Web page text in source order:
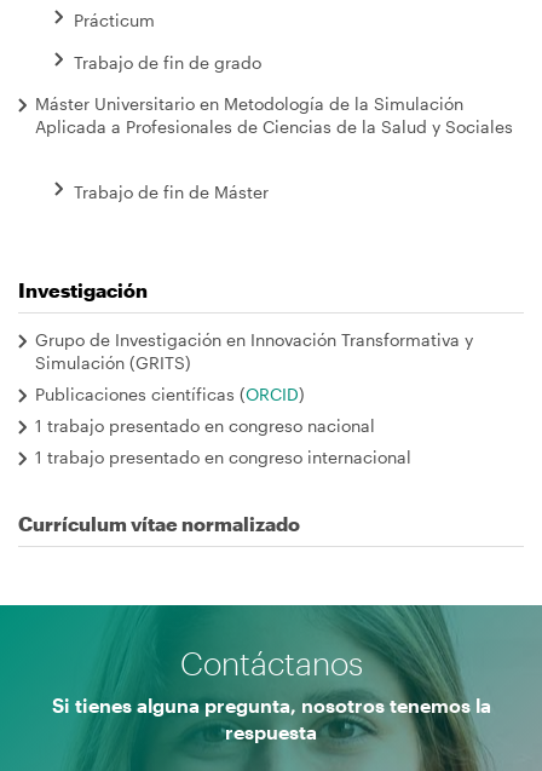
Prácticum
Trabajo de fin de grado
Máster Universitario en Metodología de la Simulación
Aplicada a Profesionales de Ciencias de la Salud y Sociales
Trabajo de fin de Máster
Investigación
Grupo de Investigación en Innovación Transformativa y
Simulación (GRITS)
Publicaciones científicas (ORCID)
1 trabajo presentado en congreso nacional
1 trabajo presentado en congreso internacional
Currículum vítae normalizado
Contáctanos
Si tienes alguna pregunta, nosotros tenemos la
respuesta